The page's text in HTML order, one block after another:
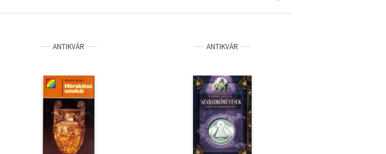
ANTIKVÁR ANTIKVÁR